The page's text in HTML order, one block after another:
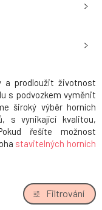
a prodloužit životnost
s podvozkem vyměnit
široký výběr horních
s vynikající kvalitou,
řešíte možnost
stavitelných horních
Filtrování